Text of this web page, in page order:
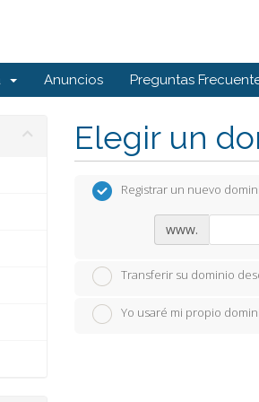
Anuncios Preguntas
Elegir un
Registrar un nuevo
www.
Transferir su dominio
Yo usaré mi propio